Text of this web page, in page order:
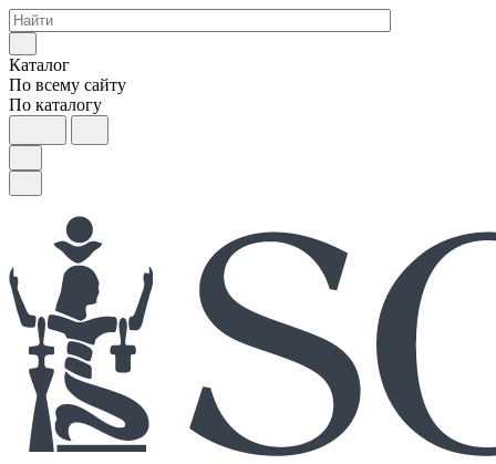
Каталог
По всему сайту
По каталогу